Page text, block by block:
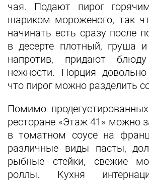
чая. Подают пирог
шариком мороженого, так
начинать есть сразу после
в десерте плотный, груша
напротив, придают
нежности. Порция
что пирог можно разделить
Помимо
ресторане «Этаж 41» можно
в томатном соусе на
различные виды пасты,
рыбные стейки, свежие
роллы. Кухня